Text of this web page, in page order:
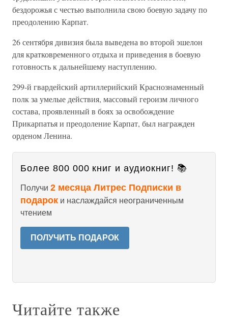
бездорожья с честью выполнила свою боевую задачу по
преодолению Карпат.
26 сентября дивизия была выведена во второй эшелон
для кратко­временного отдыха и приведения в боевую
готовность к дальнейшему наступлению.
299-й гвардейский артиллерийский Краснознаменный
полк за уме­лые действия, массовый героизм личного
состава, проявленный в бо­ях за освобождение
Прикарпатья и преодоление Карпат, был награж­ден
орденом Ленина.
Более 800 000 книг и аудиокниг! 📚
Получи 2 месяца Литрес Подписки в
подарок и наслаждайся неограниченным
чтением
ПОЛУЧИТЬ ПОДАРОК
Читайте также